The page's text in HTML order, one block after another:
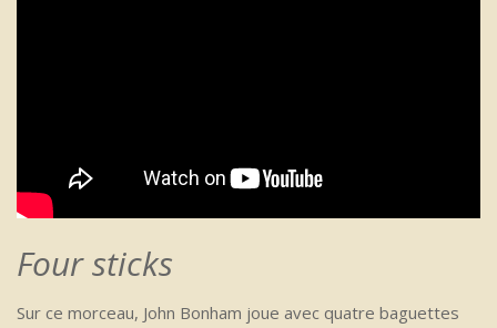
Four sticks
Sur ce morceau, John Bonham joue avec quatre baguettes